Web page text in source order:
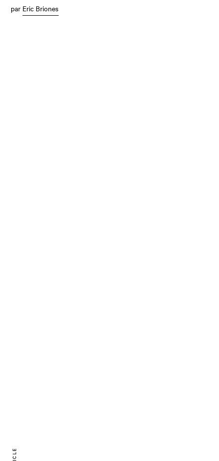
par Eric Briones